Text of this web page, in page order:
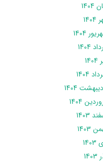
1404
1404
1404
1404
1404
1403
1403